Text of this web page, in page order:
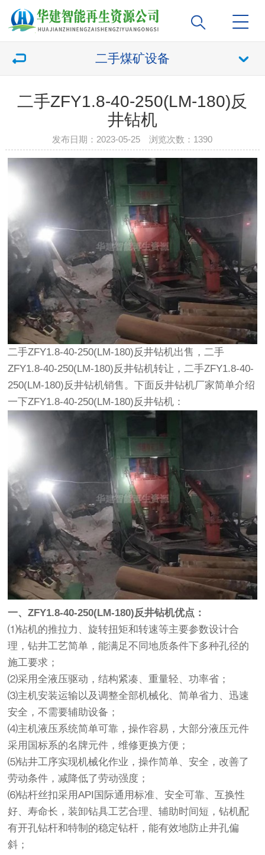
二手煤矿设备
二手ZFY1.8-40-250(LM-180)反
井钻机
发布日期：2023-05-25 浏览次数： 1390
二手ZFY1.8-40-250(LM-180)反井钻机出售，二手
ZFY1.8-40-250(LM-180)反井钻机转让，二手ZFY1.8-40-
250(LM-180)反井钻机销售。下面反井钻机厂家简单介绍
一下ZFY1.8-40-250(LM-180)反井钻机：
一、ZFY1.8-40-250(LM-180)反井钻机优点：
⑴钻机的推拉力、旋转扭矩和转速等主要参数设计合
理，钻井工艺简单，能满足不同地质条件下多种孔径的
施工要求；
⑵采用全液压驱动，结构紧凑、重量轻、功率省；
⑶主机安装运输以及调整全部机械化、简单省力、迅速
安全，不需要辅助设备；
⑷主机液压系统简单可靠，操作容易，大部分液压元件
采用国标系的名牌元件，维修更换方便；
⑸钻井工序实现机械化作业，操作简单、安全，改善了
劳动条件，减降低了劳动强度；
⑹钻杆丝扣采用API国际通用标准、安全可靠、互换性
好、寿命长，装卸钻具工艺合理、辅助时间短，钻机配
有开孔钻杆和特制的稳定钻杆，能有效地防止井孔偏
斜；